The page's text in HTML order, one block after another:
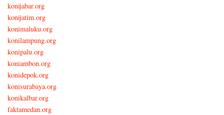
konijabar.org
konijatim.org
konimaluku.org
konilampung.org
konipalu.org
koniambon.org
konidepok.org
konisurabaya.org
konikalbar.org
faktamedan.org